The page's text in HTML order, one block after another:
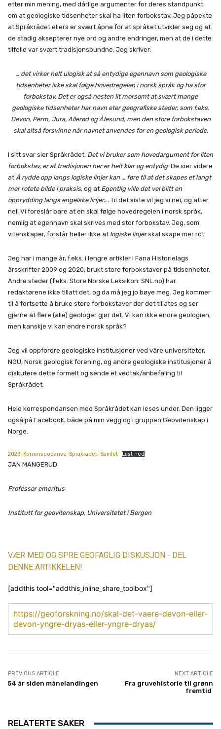
etter min mening, med dårlige argumenter for deres standpunkt
om at geologiske tidsenheter skal ha liten forbokstav. Jeg påpekte
at Språkrådet ellers er svært åpne for at språket utvikler seg og at
de stadig aksepterer nye ord og andre endringer, men at de i dette
tilfelle var svært tradisjonsbundne. Jeg skriver:
… det virker helt ulogisk at så entydige egennavn som geologiske
tidsenheter ikke skal følge hovedregelen i norsk språk og ha stor
forbokstav. Det er også nesten lit morsomt at svært mange
geologiske tidsenheter har navn eter geografiske steder, som f.eks.
Devon, Perm, Jura, Allerød og Ålesund, men den store forbokstaven
skal altså forsvinne når navnet anvendes for en geologisk periode.
I sitt svar sier Språkrådet: Det vi bruker som hovedargument for liten
forbokstav, er at tradisjonen her er helt klar og entydig. De sier videre
at Å rydde opp langs logiske linjer kan … føre til at det skapes et langt
mer rotete bilde i praksis, og at Egentlig ville det vel blitt en
opprydding langs engelske linjer…. Til det siste vil jeg si nei, og atter
nei! Vi foreslår bare at en skal følge hovedregelen i norsk språk,
nemlig at egennavn skal skrives med stor forbokstav. Jeg, som
vitenskaper, forstår heller ikke at logiske linjerskal skape mer rot.
Jeg har i mange år, f.eks. i lengre artikler i Fana Historielags
årsskrifter 2009 og 2020, brukt store forbokstaver på tidsenheter.
Andre steder (f.eks. Store Norske Leksikon: SNL.no) har
redaktørene ikke tillatt det, og da må jeg jo bøye meg. Jeg kommer
til å fortsette å bruke store forbokstaver der det tillates og ser
gjerne at flere (alle) geologer gjør det. Vi kan ikke endre geologien,
men kanskje vi kan endre norsk språk?
Jeg vil oppfordre geologiske institusjoner ved våre universiteter,
NGU, Norsk geologisk forening, og andre geologiske institusjoner å
diskutere dette formelt og sende et vedtak/anbefaling til
Språkrådet.
Hele korrespondansen med Språkrådet kan leses under. Den ligger
også på Facebook, både på min vegg og i gruppen Geovitenskap i
Norge.
2023-Korrenspodanse-Sprakradet.-Samlet Last ned
JAN MANGERUD
Professor emeritus
Institutt for geovitenskap, Universitetet i Bergen
VÆR MED OG SPRE GEOFAGLIG DISKUSJON - DEL
DENNE ARTIKKELEN!
[addthis tool="addthis_inline_share_toolbox"]
https://geoforskning.no/skal-det-vaere-devon-eller-
devon-yngre-dryas-eller-yngre-dryas/
PREVIOUS ARTICLE
54 år siden månelandingen
NEXT ARTICLE
Fra gruvehistorie til grønn
fremtid
RELATERTE SAKER